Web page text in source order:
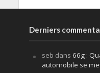
Derniers
seb dans 66g :
automobile se